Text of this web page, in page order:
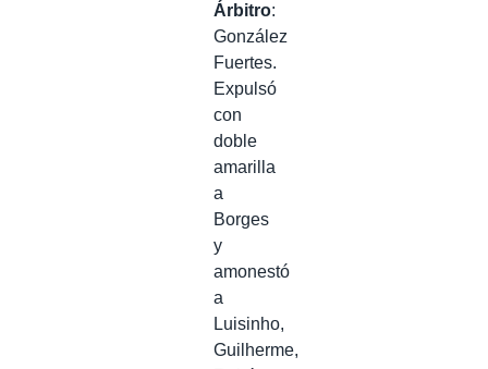
Árbitro:
González
Fuertes.
Expulsó
con
doble
amarilla
a
Borges
y
amonestó
a
Luisinho,
Guilherme,